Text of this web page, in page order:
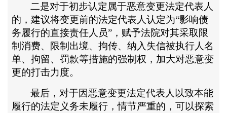
二是对于初步认定属于恶意变更法定代表人
的，建议将变更前的法定代表人认定为“影响债
务履行的直接责任人员”，赋予法院对其采取限
制消费、限制出境、拘传、纳入失信被执行人名
单、拘留、罚款等措施的强制权，加大对恶意变
更的打击力度。
最后，对于因恶意变更法定代表人以致本能
履行的法定义务未履行，情节严重的，可以探索